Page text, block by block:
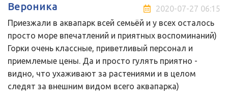
Вероника
2020-07-27 06:15
Приезжали в аквапарк всей семьёй и у всех осталось
просто море впечатлений и приятных воспоминаний)
Горки очень классные, приветливый персонал и
приемлемые цены. Да и просто гулять приятно -
видно, что ухаживают за растениями и в целом
следят за внешним видом всего аквапарка)